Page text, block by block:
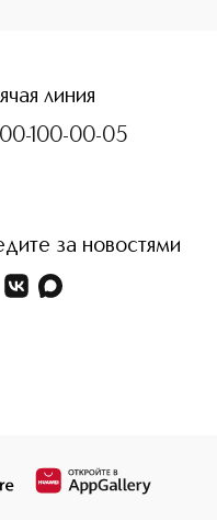
линия
100-00-05
за новостями